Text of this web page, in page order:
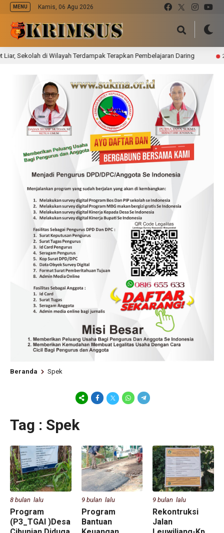
MENU Kamis, 06 Agu 2026
di Wilayah Terdampak Terapkan Pembelajaran Daring 22
Beranda Spek
Tag : Spek
8 bulan lalu
Program
(P3_TGAI )Desa
9 bulan lalu
Program
Bantuan
9 bulan lalu
Rekontruksi
Jalan